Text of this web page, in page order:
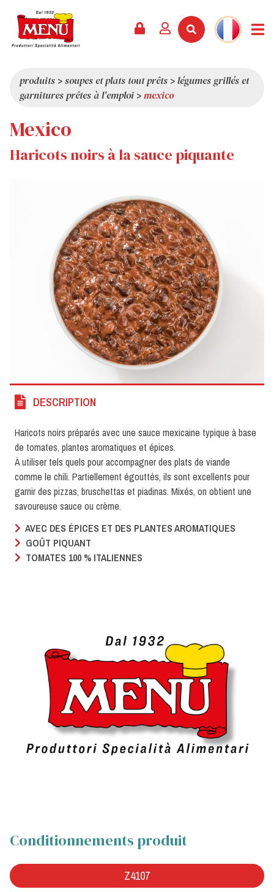
CATALOGUE
SERVICES
DERNIÈRES NOUVEAUTÉS
PRIX
REVUE DE PRESSE
QUI SOMMES-NOUS
QUALITÉ
VALEURS
CURIOSITÉS
produits >soupes et plats tout prêts >légumes grillés et
garnitures prêtes à l'emploi >mexico
Mexico
Haricots noirs à la sauce piquante
DESCRIPTION
Haricots noirs préparés avec une sauce mexicaine typique à base
de tomates, plantes aromatiques et épices.
À utiliser tels quels pour accompagner des plats de viande
comme le chili. Partiellement égouttés, ils sont excellents pour
garnir des pizzas, bruschettas et piadinas. Mixés, on obtient une
savoureuse sauce ou crème.
AVEC DES ÉPICES ET DES PLANTES AROMATIQUES
GOÛT PIQUANT
TOMATES 100 % ITALIENNES
Conditionnements produit
Z4107